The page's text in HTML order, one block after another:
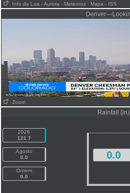
Info da Lua - Aurora - Meteoros - Mapa - ISS
Zoom
Rainfall (in)
2026
121.7
Agosto
0.0
Ontem
0.0
0.0